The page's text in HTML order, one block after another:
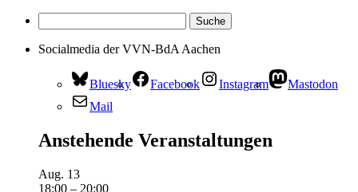
Socialmedia der VVN-BdA Aachen
Bluesky Facebook Instagram
Mastodon
Mail
Anstehende Veranstaltungen
Aug. 13
18:00 – 20:00